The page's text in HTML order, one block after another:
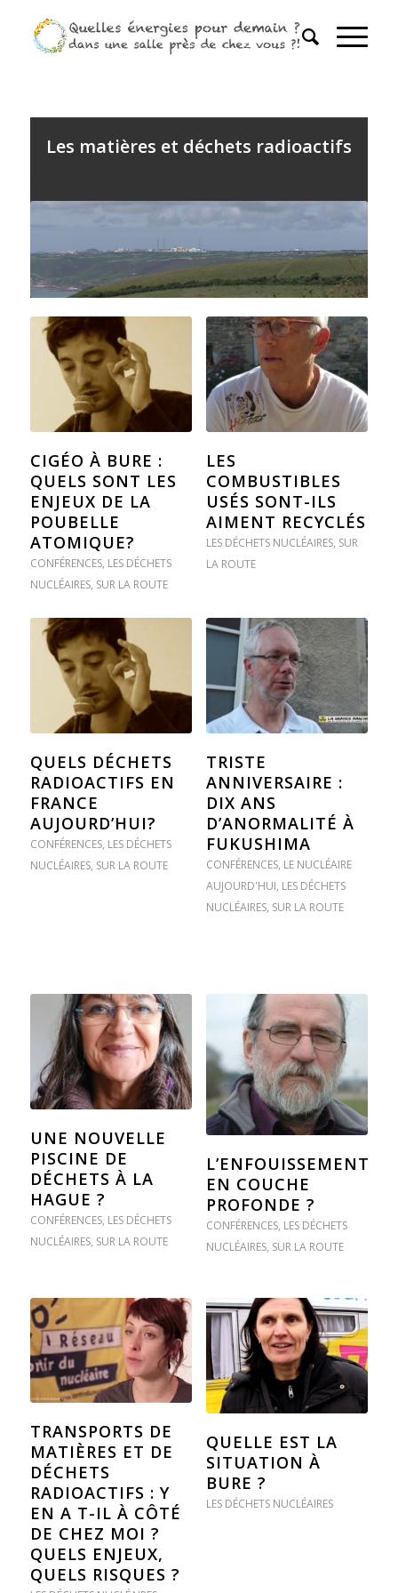
Les matières et déchets radioactifs
CIGÉO À BURE :
QUELS SONT LES
ENJEUX DE LA
POUBELLE
ATOMIQUE?
CONFÉRENCES, LES DÉCHETS
NUCLÉAIRES, SUR LA ROUTE
LES
COMBUSTIBLES
USÉS SONT-ILS
AIMENT RECYCLÉS
LES DÉCHETS NUCLÉAIRES, SUR
LA ROUTE
QUELS DÉCHETS
RADIOACTIFS EN
FRANCE
AUJOURD’HUI?
CONFÉRENCES, LES DÉCHETS
NUCLÉAIRES, SUR LA ROUTE
TRISTE
ANNIVERSAIRE :
DIX ANS
D’ANORMALITÉ À
FUKUSHIMA
CONFÉRENCES, LE NUCLÉAIRE
AUJOURD'HUI, LES DÉCHETS
NUCLÉAIRES, SUR LA ROUTE
UNE NOUVELLE
PISCINE DE
DÉCHETS À LA
HAGUE ?
CONFÉRENCES, LES DÉCHETS
NUCLÉAIRES, SUR LA ROUTE
L’ENFOUISSEMENT
EN COUCHE
PROFONDE ?
CONFÉRENCES, LES DÉCHETS
NUCLÉAIRES, SUR LA ROUTE
TRANSPORTS DE
MATIÈRES ET DE
DÉCHETS
RADIOACTIFS : Y
EN A T-IL À CÔTÉ
DE CHEZ MOI ?
QUELS ENJEUX,
QUELS RISQUES ?
QUELLE EST LA
SITUATION À
BURE ?
LES DÉCHETS NUCLÉAIRES